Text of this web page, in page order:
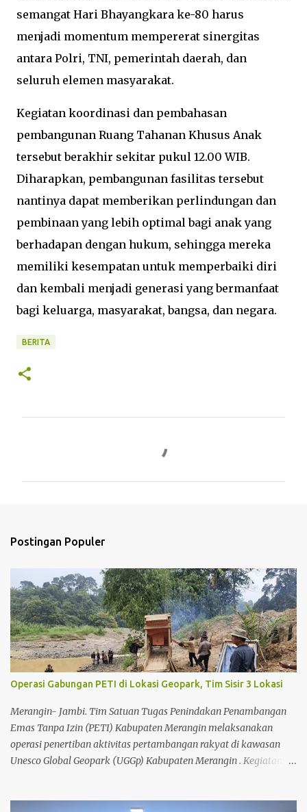
semangat Hari Bhayangkara ke-80 harus
menjadi momentum mempererat sinergitas
antara Polri, TNI, pemerintah daerah, dan
seluruh elemen masyarakat.
Kegiatan koordinasi dan pembahasan
pembangunan Ruang Tahanan Khusus Anak
tersebut berakhir sekitar pukul 12.00 WIB.
Diharapkan, pembangunan fasilitas tersebut
nantinya dapat memberikan perlindungan dan
pembinaan yang lebih optimal bagi anak yang
berhadapan dengan hukum, sehingga mereka
memiliki kesempatan untuk memperbaiki diri
dan kembali menjadi generasi yang bermanfaat
bagi keluarga, masyarakat, bangsa, dan negara.
BERITA
Postingan Populer
Operasi Gabungan PETI di Lokasi Geopark, Tim Sisir 3 Lokasi
Merangin- Jambi. Tim Satuan Tugas Penindakan Penambangan
Emas Tanpa Izin (PETI) Kabupaten Merangin melaksanakan
operasi penertiban aktivitas pertambangan rakyat di kawasan
Unesco Global Geopark (UGGp) Kabupaten Merangin . Kegiatan